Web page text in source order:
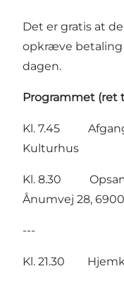
Det er gratis at
opkræve betaling
dagen.
Programmet (ret
Kl. 7.45 Afgang
Kulturhus
Kl. 8.30
Ånumvej 28,
---
Kl. 21.30